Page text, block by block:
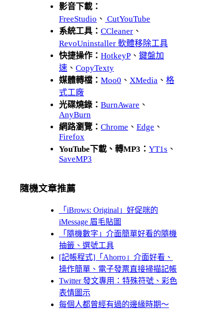
影音下載：
FreeStudio 、 CutYouTube
系統工具： CCleaner 、
RevoUninstaller 軟體移除工具
快捷操作： HotkeyP 、 鍵盤加
速 、 CopyTexty
媒體轉檔： Moo0 、 XMedia 、 格
式工廠
光碟燒錄： BurnAware 、
AnyBurn
網路瀏覽： Chrome 、 Edge 、
Firefox
YouTube下載、轉MP3： YT1s 、
SaveMP3
隨機文章推薦
「iBrows: Original」好促咪的
iMessage 眉毛貼圖
「隨機數字」介面簡單好看的隨機
抽籤、選號工具
[記帳程式]「Ahorro」介面好看、
操作簡單、電子發票直接掃描記帳
Twitter 發文專用：特殊符號、彩色
表情圖示
每個人都曾經有過的邊緣時期～